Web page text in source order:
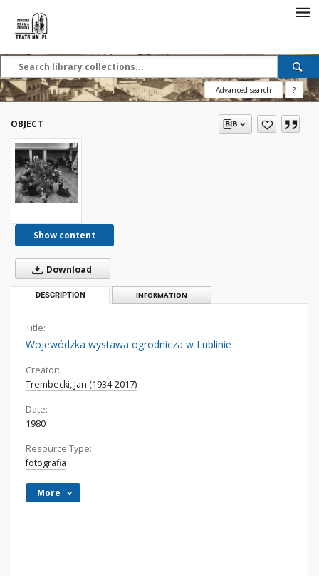
Advanced search ?
OBJECT
Show content
Download
DESCRIPTION INFORMATION
Title:
Wojewódzka wystawa ogrodnicza w Lublinie
Creator:
Trembecki, Jan (1934-2017)
Date:
1980
Resource Type:
fotografia
More